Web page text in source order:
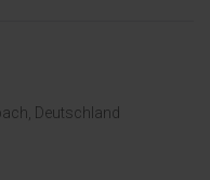
Deutschland